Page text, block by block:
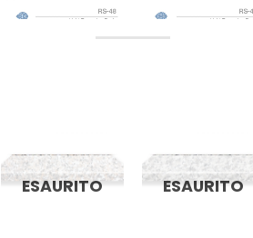
Aggiungi
alla lista
ESAURITO
Aggiungi
alla lista
ESAURITO